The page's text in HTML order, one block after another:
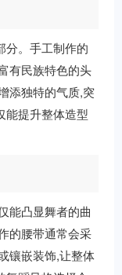
分。手工制作的
有民族特色的头
添独特的气质,突
能提升整体造型
能凸显舞者的曲
的腰带通常会采
镶嵌装饰,让整体